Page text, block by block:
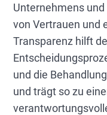
Unternehmens
von Vertrauen und
Transparenz hilft
und die
und trägt so zu